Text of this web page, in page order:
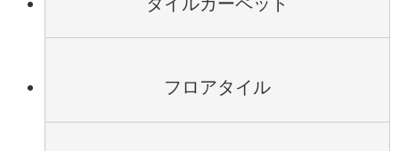
フロアタイル